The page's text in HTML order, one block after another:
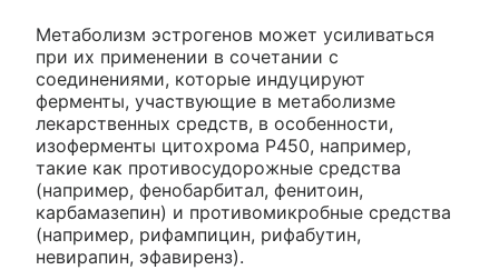
Метаболизм эстрогенов может усиливаться
при их применении в сочетании с
соединениями, которые индуцируют
ферменты, участвующие в метаболизме
лекарственных средств, в особенности,
изоферменты цитохрома Р450, например,
такие как противосудорожные средства
(например, фенобарбитал, фенитоин,
карбамазепин) и противомикробные средства
(например, рифампицин, рифабутин,
невирапин, эфавиренз).